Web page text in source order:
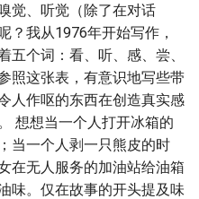
觉、听觉（除了在对话
？我从1976年开始写作，
五个词：看、听、感、尝、
照这张表，有意识地写些带
人作呕的东西在创造真实感
想想当一个人打开冰箱的
当一个人剥一只熊皮的时
在无人服务的加油站给油箱
味。仅在故事的开头提及味